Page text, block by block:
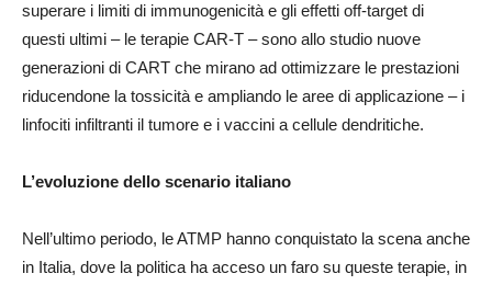
superare i limiti di immunogenicità e gli effetti off-target di
questi ultimi – le terapie CAR-T – sono allo studio nuove
generazioni di CART che mirano ad ottimizzare le prestazioni
riducendone la tossicità e ampliando le aree di applicazione – i
linfociti infiltranti il tumore e i vaccini a cellule dendritiche.
L’evoluzione dello scenario italiano
Nell’ultimo periodo, le ATMP hanno conquistato la scena anche
in Italia, dove la politica ha acceso un faro su queste terapie, in